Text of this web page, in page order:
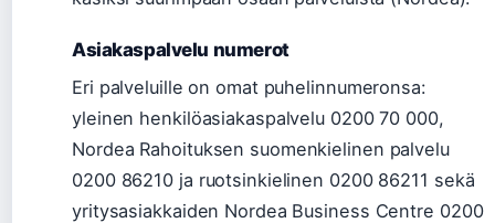
Asiakaspalvelu numerot
Eri palveluille on omat puhelinnumeronsa:
yleinen henkilöasiakaspalvelu 0200 70 000,
Nordea Rahoituksen suomenkielinen palvelu
0200 86210 ja ruotsinkielinen 0200 86211 sekä
yritysasiakkaiden Nordea Business Centre 0200